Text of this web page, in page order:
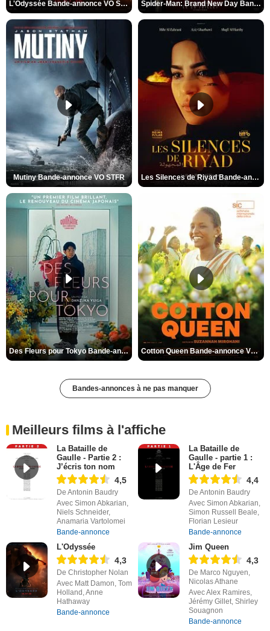
L'Odyssée Bande-annonce VO STFR Spider-Man: Brand New Day Bande-annonce VO STFR
Mutiny Bande-annonce VO STFR Les Silences de Riyad Bande-annonce VO STFR
Des Fleurs pour Tokyo Bande-annonce VO STFR Cotton Queen Bande-annonce VO STFR
Bandes-annonces à ne pas manquer
Meilleurs films à l'affiche
La Bataille de
Gaulle - Partie 2 :
J’écris ton nom
4,5
De Antonin Baudry
Avec Simon Abkarian,
Niels Schneider,
Anamaria Vartolomei
Bande-annonce
La Bataille de
Gaulle - partie 1 :
L'Âge de Fer
4,4
De Antonin Baudry
Avec Simon Abkarian,
Simon Russell Beale,
Florian Lesieur
Bande-annonce
L'Odyssée
4,3
De Christopher Nolan
Avec Matt Damon, Tom
Holland, Anne
Hathaway
Bande-annonce
Jim Queen
4,3
De Marco Nguyen,
Nicolas Athane
Avec Alex Ramires,
Jérémy Gillet, Shirley
Souagnon
Bande-annonce